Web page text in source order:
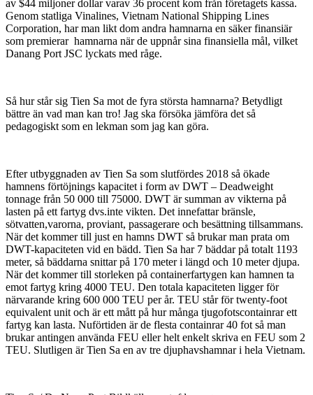
av $44 miljoner dollar varav 36 procent kom från företagets kassa.
Genom statliga Vinalines, Vietnam National Shipping Lines
Corporation, har man likt dom andra hamnarna en säker finansiär
som premierar hamnarna när de uppnår sina finansiella mål, vilket
Danang Port JSC lyckats med råge.
Så hur står sig Tien Sa mot de fyra största hamnarna? Betydligt
bättre än vad man kan tro! Jag ska försöka jämföra det så
pedagogiskt som en lekman som jag kan göra.
Efter utbyggnaden av Tien Sa som slutfördes 2018 så ökade
hamnens förtöjnings kapacitet i form av DWT – Deadweight
tonnage från 50 000 till 75000. DWT är summan av vikterna på
lasten på ett fartyg dvs.inte vikten. Det innefattar bränsle,
sötvatten,varorna, proviant, passagerare och besättning tillsammans.
När det kommer till just en hamns DWT så brukar man prata om
DWT-kapaciteten vid en bädd. Tien Sa har 7 bäddar på totalt 1193
meter, så bäddarna snittar på 170 meter i längd och 10 meter djupa.
När det kommer till storleken på containerfartygen kan hamnen ta
emot fartyg kring 4000 TEU. Den totala kapaciteten ligger för
närvarande kring 600 000 TEU per år. TEU står för twenty-foot
equivalent unit och är ett mått på hur många tjugofotscontainrar ett
fartyg kan lasta. Nuförtiden är de flesta containrar 40 fot så man
brukar antingen använda FEU eller helt enkelt skriva en FEU som 2
TEU. Slutligen är Tien Sa en av tre djuphavshamnar i hela Vietnam.